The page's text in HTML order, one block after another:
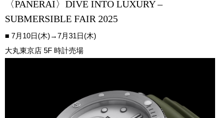
〈PANERAI〉DIVE INTO LUXURY –
SUBMERSIBLE FAIR 2025
■ 7月10日(木)→7月31日(木)
大丸東京店 5F 時計売場